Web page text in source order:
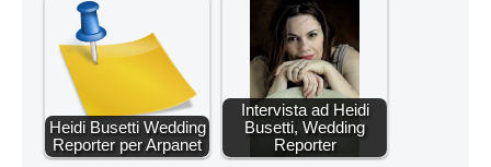
Heidi Busetti Wedding
Reporter per Arpanet
Intervista ad Heidi
Busetti, Wedding
Reporter